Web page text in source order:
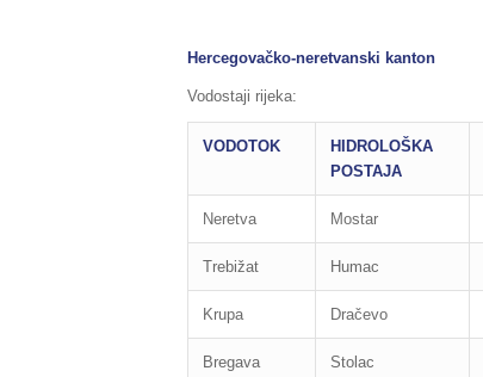
Hercegovačko-neretvanski kanton
Vodostaji rijeka:
VODOTOK
HIDROLOŠKA
POSTAJA
Neretva Mostar
Trebižat Humac
Krupa Dračevo
Bregava Stolac